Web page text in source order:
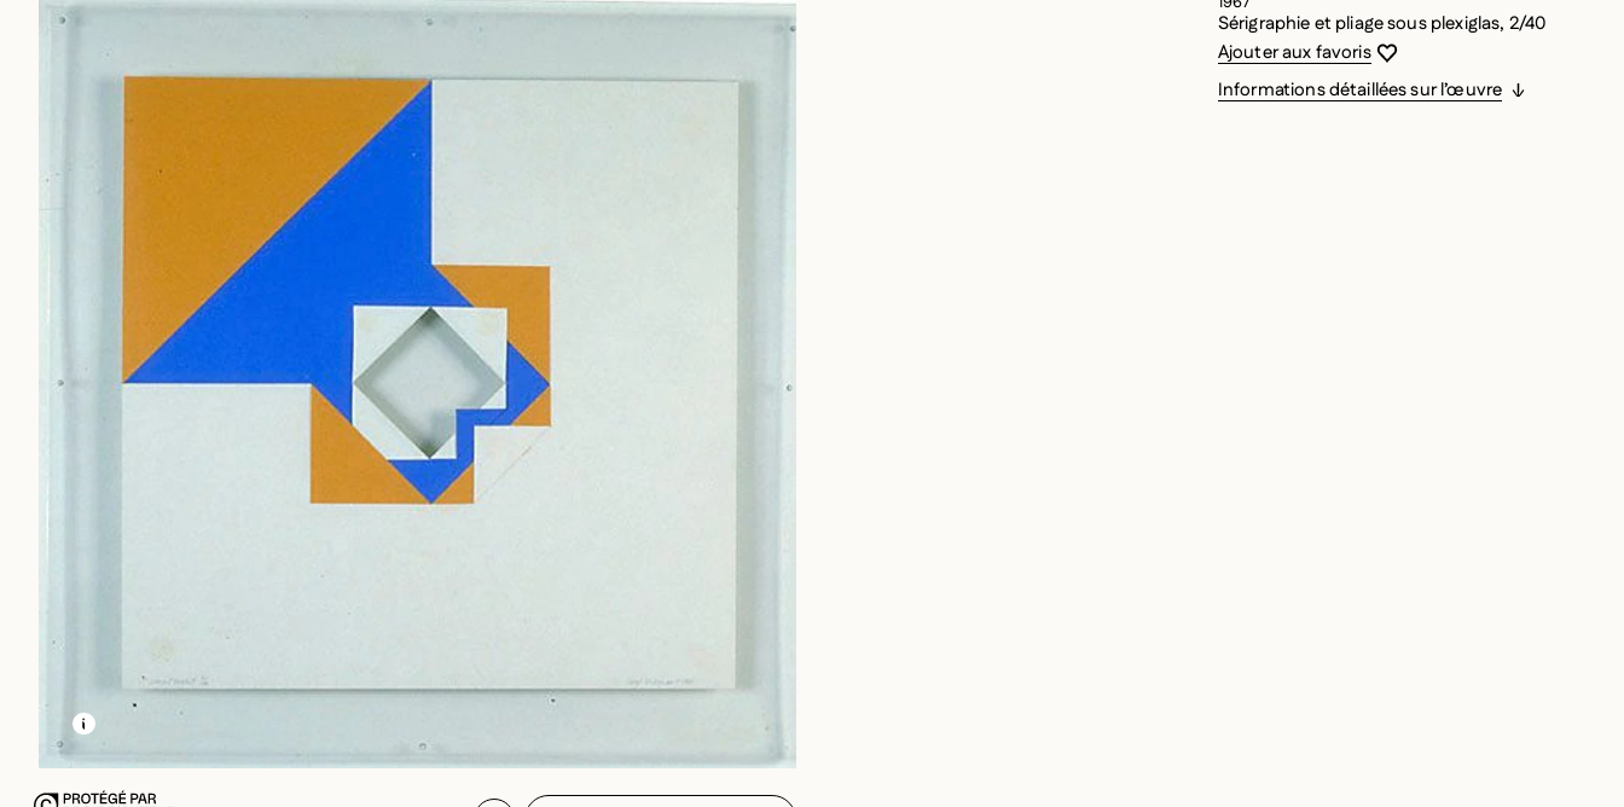
EN SAVOIR PLUS SUR CETTE IMAGE
OUVRIR LA MODALE
Sérigraphie et pliage sous plexiglas, 2/40
Vous devez être connecté pour
Fermer la modale
Ouvrir la modale
Ajouter aux favoris
Informations détaillées sur l’œuvre